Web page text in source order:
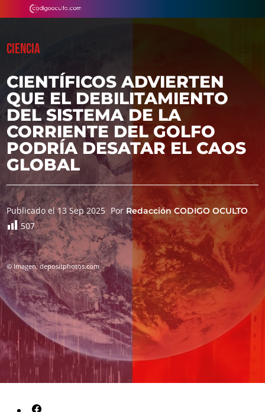
CIENCIA
CIENTÍFICOS ADVIERTEN
QUE EL DEBILITAMIENTO
DEL SISTEMA DE LA
CORRIENTE DEL GOLFO
PODRÍA DESATAR EL CAOS
GLOBAL
Publicado el 13 Sep 2025 Por Redacción CODIGO OCULTO
507
© Imagen: depositphotos.com